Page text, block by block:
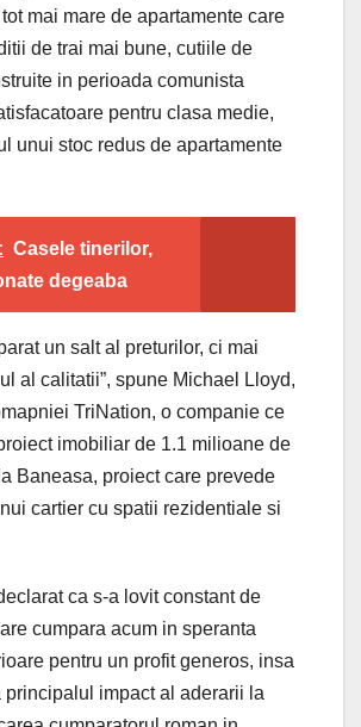
mai mare de apartamente care
de trai mai bune, cutiile de
in perioada comunista
pentru clasa medie,
unui stoc redus de apartamente
Casele tinerilor,
degeaba
un salt al preturilor, ci mai
al calitatii”, spune Michael Lloyd,
TriNation, o companie ce
imobiliar de 1.1 milioane de
Baneasa, proiect care prevede
cartier cu spatii rezidentiale si
ca s-a lovit constant de
cumpara acum in speranta
pentru un profit generos, insa
principalul impact al aderarii la